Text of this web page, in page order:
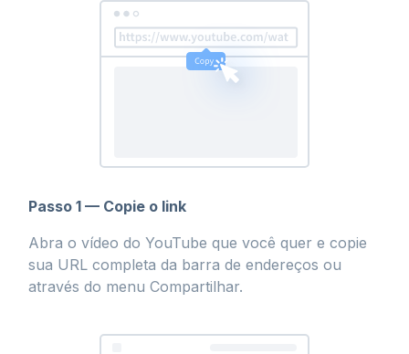
Passo 1 — Copie o link
Abra o vídeo do YouTube que você quer e copie
sua URL completa da barra de endereços ou
através do menu Compartilhar.